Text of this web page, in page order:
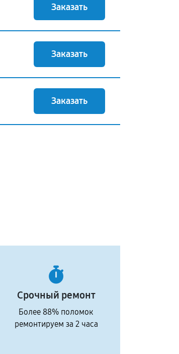
Заказать
Заказать
Заказать
Срочный ремонт
Более 88% поломок
ремонтируем за 2 часа